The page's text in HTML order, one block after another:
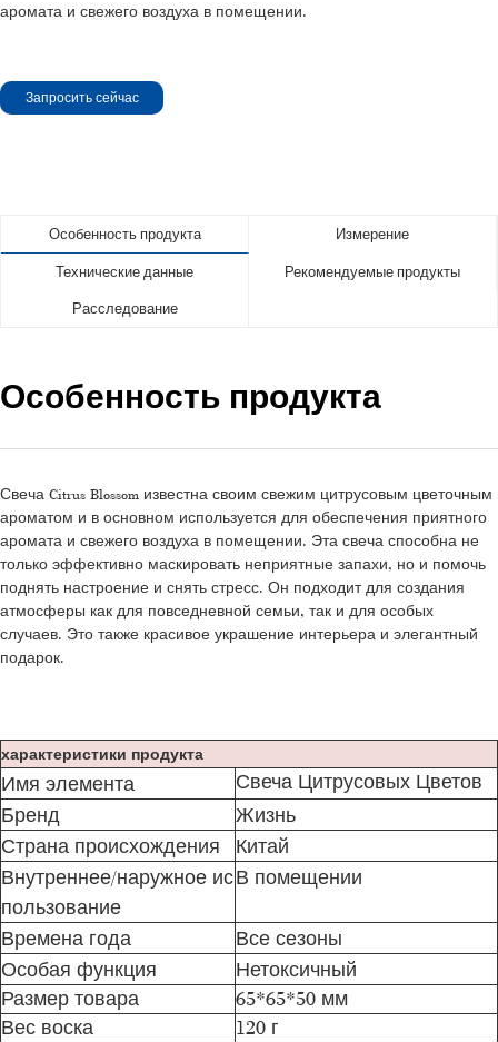
аромата и свежего воздуха в помещении.
Запросить сейчас
Особенность продукта Измерение
Технические данные Рекомендуемые продукты
Расследование
Особенность продукта
Свеча Citrus Blossom известна своим свежим цитрусовым цветочным
ароматом и в основном используется для обеспечения приятного
аромата и свежего воздуха в помещении. Эта свеча способна не
только эффективно маскировать неприятные запахи, но и помочь
поднять настроение и снять стресс. Он подходит для создания
атмосферы как для повседневной семьи, так и для особых
случаев. Это также красивое украшение интерьера и элегантный
подарок.
характеристики продукта
Имя элемента
Свеча Цитрусовых Цветов
Бренд
Жизнь
Страна происхождения
Китай
Внутреннее/наружное ис
пользование
В помещении
Времена года
Все сезоны
Особая функция
Нетоксичный
Размер товара
65*65*50 мм
Вес воска
120 г